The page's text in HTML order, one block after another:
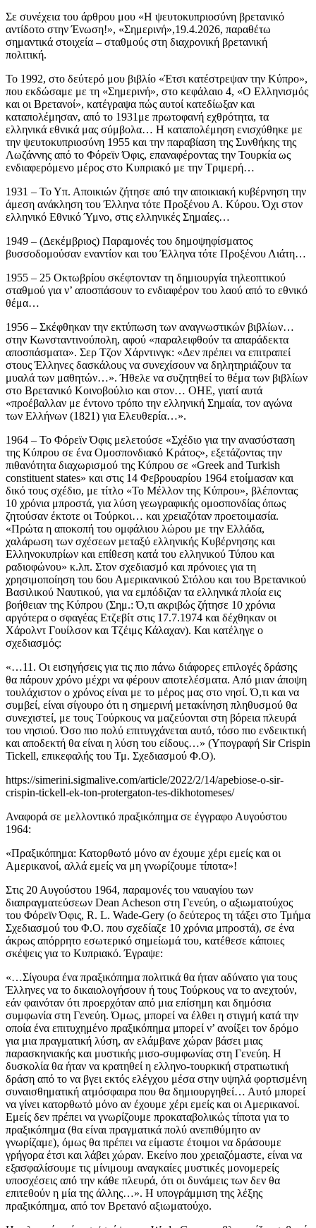
Σε συνέχεια του άρθρου μου «Η ψευτοκυπριοσύνη βρετανικό
αντίδοτο στην Ένωση!», «Σημερινή»,19.4.2026, παραθέτω
σημαντικά στοιχεία – σταθμούς στη διαχρονική βρετανική
πολιτική.
Το 1992, στο δεύτερό μου βιβλίο «Έτσι κατέστρεψαν την Κύπρο»,
που εκδώσαμε με τη «Σημερινή», στο κεφάλαιο 4, «Ο Ελληνισμός
και οι Βρετανοί», κατέγραψα πώς αυτοί κατεδίωξαν και
καταπολέμησαν, από το 1931με πρωτοφανή εχθρότητα, τα
ελληνικά εθνικά μας σύμβολα… Η καταπολέμηση ενισχύθηκε με
την ψευτοκυπριοσύνη 1955 και την παραβίαση της Συνθήκης της
Λωζάννης από το Φόρεϊν Όφις, επαναφέροντας την Τουρκία ως
ενδιαφερόμενο μέρος στο Κυπριακό με την Τριμερή…
1931 – Το Υπ. Αποικιών ζήτησε από την αποικιακή κυβέρνηση την
άμεση ανάκληση του Έλληνα τότε Προξένου Α. Κύρου. Όχι στον
ελληνικό Εθνικό Ύμνο, στις ελληνικές Σημαίες…
1949 – (Δεκέμβριος) Παραμονές του δημοψηφίσματος
βυσσοδομούσαν εναντίον και του Έλληνα τότε Προξένου Λιάτη…
1955 – 25 Οκτωβρίου σκέφτονταν τη δημιουργία τηλεοπτικού
σταθμού για ν’ αποσπάσουν το ενδιαφέρον του λαού από το εθνικό
θέμα…
1956 – Σκέφθηκαν την εκτύπωση των αναγνωστικών βιβλίων…
στην Κωνσταντινούπολη, αφού «παραλειφθούν τα απαράδεκτα
αποσπάσματα». Σερ Τζον Χάρντινγκ: «Δεν πρέπει να επιτραπεί
στους Έλληνες δασκάλους να συνεχίσουν να δηλητηριάζουν τα
μυαλά των μαθητών…». Ήθελε να συζητηθεί το θέμα των βιβλίων
στο Βρετανικό Κοινοβούλιο και στον… ΟΗΕ, γιατί αυτά
«προέβαλλαν με έντονο τρόπο την ελληνική Σημαία, τον αγώνα
των Ελλήνων (1821) για Ελευθερία…».
1964 – Το Φόρεϊν Όφις μελετούσε «Σχέδιο για την ανασύσταση
της Κύπρου σε ένα Ομοσπονδιακό Κράτος», εξετάζοντας την
πιθανότητα διαχωρισμού της Κύπρου σε «Greek and Turkish
constituent states» και στις 14 Φεβρουαρίου 1964 ετοίμασαν και
δικό τους σχέδιο, με τίτλο «Το Μέλλον της Κύπρου», βλέποντας
10 χρόνια μπροστά, για λύση γεωγραφικής ομοσπονδίας όπως
ζητούσαν έκτοτε οι Τούρκοι… και χρειαζόταν προετοιμασία.
«Πρώτα η αποκοπή του ομφάλιου λώρου με την Ελλάδα,
χαλάρωση των σχέσεων μεταξύ ελληνικής Κυβέρνησης και
Ελληνοκυπρίων και επίθεση κατά του ελληνικού Τύπου και
ραδιοφώνου» κ.λπ. Στον σχεδιασμό και πρόνοιες για τη
χρησιμοποίηση του 6ου Αμερικανικού Στόλου και του Βρετανικού
Βασιλικού Ναυτικού, για να εμπόδιζαν τα ελληνικά πλοία εις
βοήθειαν της Κύπρου (Σημ.: Ό,τι ακριβώς ζήτησε 10 χρόνια
αργότερα ο σφαγέας Ετζεβίτ στις 17.7.1974 και δέχθηκαν οι
Χάρολντ Γουίλσον και Τζέιμς Κάλαχαν). Και κατέληγε ο
σχεδιασμός:
«…11. Οι εισηγήσεις για τις πιο πάνω διάφορες επιλογές δράσης
θα πάρουν χρόνο μέχρι να φέρουν αποτελέσματα. Από μιαν άποψη
τουλάχιστον ο χρόνος είναι με το μέρος μας στο νησί. Ό,τι και να
συμβεί, είναι σίγουρο ότι η σημερινή μετακίνηση πληθυσμού θα
συνεχιστεί, με τους Tούρκους να μαζεύονται στη βόρεια πλευρά
του νησιού. Όσο πιο πολύ επιτυγχάνεται αυτό, τόσο πιο ενδεικτική
και αποδεκτή θα είναι η λύση του είδους…» (Υπογραφή Sir Crispin
Tickell, επικεφαλής του Τμ. Σχεδιασμού Φ.Ο).
https://simerini.sigmalive.com/article/2022/2/14/apebiose-o-sir-
crispin-tickell-ek-ton-protergaton-tes-dikhotomeses/
Αναφορά σε μελλοντικό πραξικόπημα σε έγγραφο Αυγούστου
1964:
«Πραξικόπημα: Κατορθωτό μόνο αν έχουμε χέρι εμείς και οι
Αμερικανοί, αλλά εμείς να μη γνωρίζουμε τίποτα»!
Στις 20 Αυγούστου 1964, παραμονές του ναυαγίου των
διαπραγματεύσεων Dean Acheson στη Γενεύη, ο αξιωματούχος
του Φόρεϊν Όφις, R. L. Wade-Gery (ο δεύτερος τη τάξει στο Τμήμα
Σχεδιασμού του Φ.Ο. που σχεδίαζε 10 χρόνια μπροστά), σε ένα
άκρως απόρρητο εσωτερικό σημείωμά του, κατέθεσε κάποιες
σκέψεις για το Κυπριακό. Έγραψε:
«…Σίγουρα ένα πραξικόπημα πολιτικά θα ήταν αδύνατο για τους
Έλληνες να το δικαιολογήσουν ή τους Τούρκους να το ανεχτούν,
εάν φαινόταν ότι προερχόταν από μια επίσημη και δημόσια
συμφωνία στη Γενεύη. Όμως, μπορεί να έλθει η στιγμή κατά την
οποία ένα επιτυχημένο πραξικόπημα μπορεί ν’ ανοίξει τον δρόμο
για μια πραγματική λύση, αν ελάμβανε χώραν βάσει μιας
παρασκηνιακής και μυστικής μισο-συμφωνίας στη Γενεύη. Η
δυσκολία θα ήταν να κρατηθεί η ελληνο-τουρκική στρατιωτική
δράση από το να βγει εκτός ελέγχου μέσα στην υψηλά φορτισμένη
συναισθηματική ατμόσφαιρα που θα δημιουργηθεί… Αυτό μπορεί
να γίνει κατορθωτό μόνο αν έχουμε χέρι εμείς και οι Αμερικανοί.
Εμείς δεν πρέπει να γνωρίζουμε προκαταβολικώς τίποτα για το
πραξικόπημα (θα είναι πραγματικά πολύ ανεπιθύμητο αν
γνωρίζαμε), όμως θα πρέπει να είμαστε έτοιμοι να δράσουμε
γρήγορα έτσι και λάβει χώραν. Εκείνο που χρειαζόμαστε, είναι να
εξασφαλίσουμε τις μίνιμουμ αναγκαίες μυστικές μονομερείς
υποσχέσεις από την κάθε πλευρά, ότι οι δυνάμεις των δεν θα
επιτεθούν η μία της άλλης…». Η υπογράμμιση της λέξης
πραξικόπημα, από τον Βρετανό αξιωματούχο.